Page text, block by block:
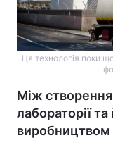
Ця технологія поки
Між
лабораторії
виробництвом